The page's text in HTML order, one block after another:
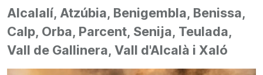
Alcalalí, Atzúbia, Benigembla, Benissa,
Calp, Orba, Parcent, Senija, Teulada,
Vall de Gallinera, Vall d'Alcalà i Xaló